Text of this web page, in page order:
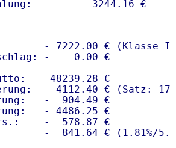
- 7222.00 € (Klasse I)
-    0.00 €
48239.28 €
- 4112.40 € (Satz:
-  904.49 €
- 4486.25 €
-  578.87 €
-  841.64 € ( 1.81%/